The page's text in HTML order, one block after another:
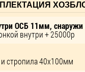
ОСБ 11мм, снаружи
внутри + 25000р
стропила 40х100мм